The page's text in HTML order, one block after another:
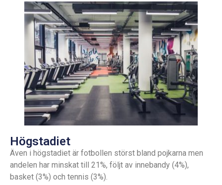
Högstadiet
Även i högstadiet är fotbollen störst bland pojkarna men
andelen har minskat till 21%, följt av innebandy (4%),
basket (3%) och tennis (3%).